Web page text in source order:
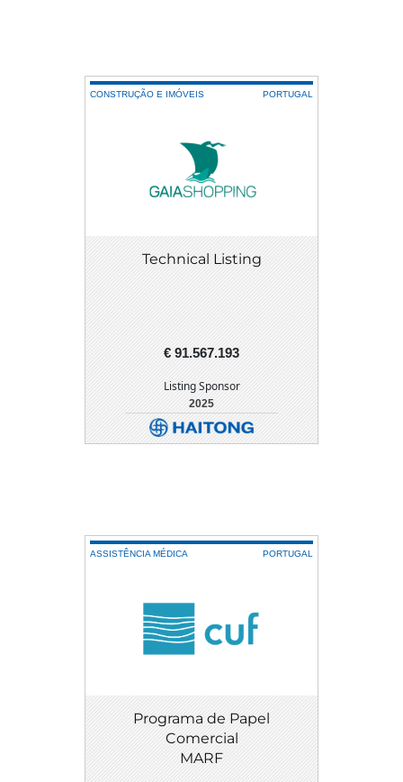
CONSTRUÇÃO E IMÓVEIS PORTUGAL
Technical Listing
€ 91.567.193
Listing Sponsor
2025
DETALHE DOWNLOAD
ASSISTÊNCIA MÉDICA PORTUGAL
Programa de Papel
Comercial
MARF